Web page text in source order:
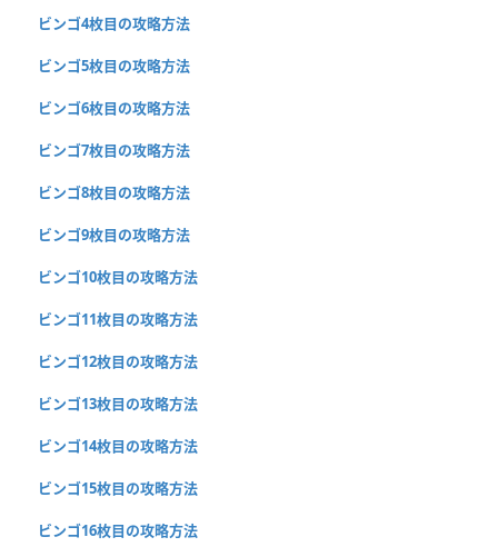
ビンゴ4枚目の攻略方法
ビンゴ5枚目の攻略方法
ビンゴ6枚目の攻略方法
ビンゴ7枚目の攻略方法
ビンゴ8枚目の攻略方法
ビンゴ9枚目の攻略方法
ビンゴ10枚目の攻略方法
ビンゴ11枚目の攻略方法
ビンゴ12枚目の攻略方法
ビンゴ13枚目の攻略方法
ビンゴ14枚目の攻略方法
ビンゴ15枚目の攻略方法
ビンゴ16枚目の攻略方法